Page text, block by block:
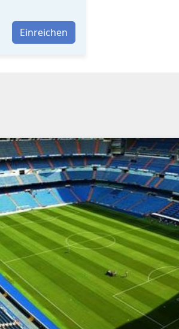
Einreichen